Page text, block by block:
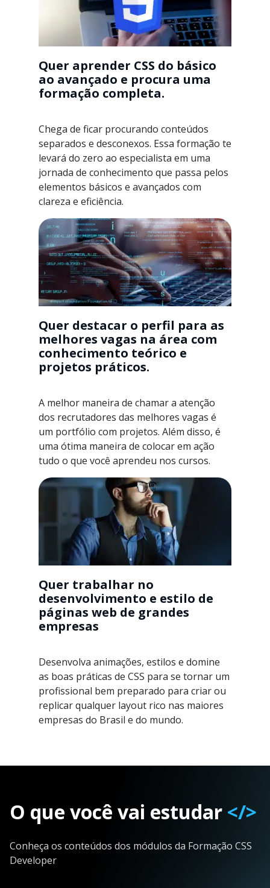
Quer aprender CSS do básico
ao avançado e procura uma
formação completa.
Chega de ficar procurando conteúdos
separados e desconexos. Essa formação te
levará do zero ao especialista em uma
jornada de conhecimento que passa pelos
elementos básicos e avançados com
clareza e eficiência.
Quer destacar o perfil para as
melhores vagas na área com
conhecimento teórico e
projetos práticos.
A melhor maneira de chamar a atenção
dos recrutadores das melhores vagas é
um portfólio com projetos. Além disso, é
uma ótima maneira de colocar em ação
tudo o que você aprendeu nos cursos.
Quer trabalhar no
desenvolvimento e estilo de
páginas web de grandes
empresas
Desenvolva animações, estilos e domine
as boas práticas de CSS para se tornar um
profissional bem preparado para criar ou
replicar qualquer layout rico nas maiores
empresas do Brasil e do mundo.
O que você vai estudar </>
Conheça os conteúdos dos módulos da Formação CSS
Developer